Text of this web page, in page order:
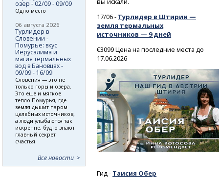
17/06 - Турлидер в Штирии —
земля термальных
источников — 9 дней
€3099 Цена на последние места до
17.06.2026
Гид - Таисия Обер
озер - 02/09 - 09/09
Одно место
06 августа 2026
Турлидер в
Словении -
Помурье: вкус
Иерусалима и
магия термальных
вод в Бановцах -
09/09 - 16/09
Словения — это не
только горы и озера.
Это еще и мягкое
тепло Помурья, где
земля дышит паром
целебных источников,
а люди улыбаются так
искренне, будто знают
главный секрет
счастья.
Все новости